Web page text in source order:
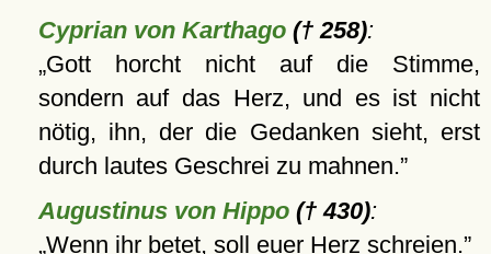
Cyprian von Karthago(† 258):
Gott horcht nicht auf die Stimme,
sondern auf das Herz, und es ist nicht
nötig, ihn, der die Gedanken sieht, erst
durch lautes Geschrei zu mahnen.
Augustinus von Hippo(† 430):
Wenn ihr betet, soll euer Herz schreien.